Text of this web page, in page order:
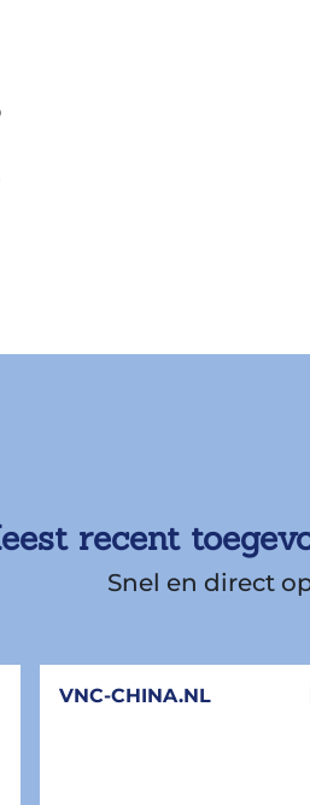
recent
Snel en direct
VNC-CHINA.NL